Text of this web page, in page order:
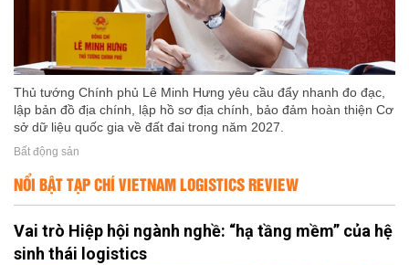
Thủ tướng Chính phủ Lê Minh Hưng yêu cầu đẩy nhanh đo đạc,
lập bản đồ địa chính, lập hồ sơ địa chính, bảo đảm hoàn thiện Cơ
sở dữ liệu quốc gia về đất đai trong năm 2027.
Bất động sản
NỔI BẬT TẠP CHÍ VIETNAM LOGISTICS REVIEW
Vai trò Hiệp hội ngành nghề: “hạ tầng mềm” của hệ
sinh thái logistics